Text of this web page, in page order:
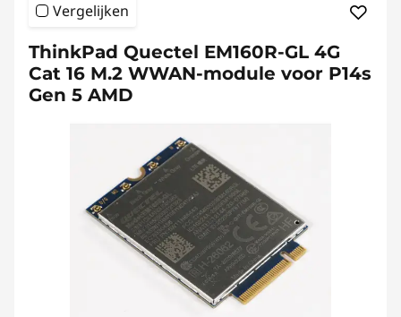
Vergelijken
ThinkPad Quectel EM160R-GL 4G
Cat 16 M.2 WWAN-module voor P14s
Gen 5 AMD